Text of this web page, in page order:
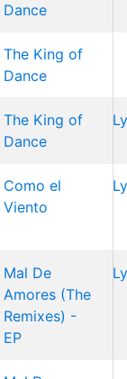
Dance
The King of
Dance
The King of
Dance
Como el
Viento
Mal De
Amores (The
Remixes) -
EP